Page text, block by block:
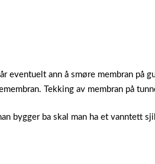
eventuelt ann å smøre membran på
Tekking av membran på
bygger ba skal man ha et vanntett